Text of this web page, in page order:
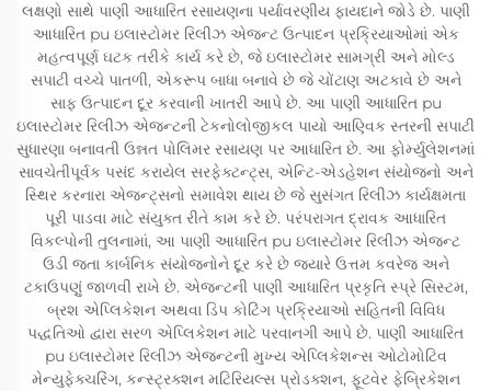
લક્ષણો સાથે પાણી આધારિત રસાયણના પર્યાવરણીય ફાયદાને જોડે છે. પાણી
આધારિત pu ઇલાસ્ટોમર રિલીઝ એજન્ટ ઉત્પાદન પ્રક્રિયાઓમાં એક
મહત્વપૂર્ણ ઘટક તરીકે કાર્ય કરે છે, જે ઇલાસ્ટોમર સામગ્રી અને મોલ્ડ
સપાટી વચ્ચે પાતળી, એકરૂપ બાધા બનાવે છે જે ચોંટાણ અટકાવે છે અને
સાફ ઉત્પાદન દૂર કરવાની ખાતરી આપે છે. આ પાણી આધારિત pu
ઇલાસ્ટોમર રિલીઝ એજન્ટની ટેકનોલોજીકલ પાયો આણ્વિક સ્તરની સપાટી
સુધારણા બનાવતી ઉન્નત પોલિમર રસાયણ પર આધારિત છે. આ ફોર્મ્યુલેશનમાં
સાવચેતીપૂર્વક પસંદ કરાયેલ સરફેક્ટન્ટ્સ, એન્ટિ-એડહેશન સંયોજનો અને
સ્થિર કરનારા એજન્ટ્સનો સમાવેશ થાય છે જે સુસંગત રિલીઝ કાર્યક્ષમતા
પૂરી પાડવા માટે સંયુક્ત રીતે કામ કરે છે. પરંપરાગત દ્રાવક આધારિત
વિકલ્પોની તુલનામાં, આ પાણી આધારિત pu ઇલાસ્ટોમર રિલીઝ એજન્ટ
ઉડી જતા કાર્બનિક સંયોજનોને દૂર કરે છે જ્યારે ઉત્તમ કવરેજ અને
ટકાઉપણું જાળવી રાખે છે. એજન્ટની પાણી આધારિત પ્રકૃતિ સ્પ્રે સિસ્ટમ,
બ્રશ એપ્લિકેશન અથવા ડિપ કોટિંગ પ્રક્રિયાઓ સહિતની વિવિધ
પદ્ધતિઓ દ્વારા સરળ એપ્લિકેશન માટે પરવાનગી આપે છે. પાણી આધારિત
pu ઇલાસ્ટોમર રિલીઝ એજન્ટની મુખ્ય એપ્લિકેશન્સ ઓટોમોટિવ
મેન્યુફેક્ચરિંગ, કન્સ્ટ્રક્શન મટિરિયલ્સ પ્રોડક્શન, ફૂટવેર ફેબ્રિકેશન